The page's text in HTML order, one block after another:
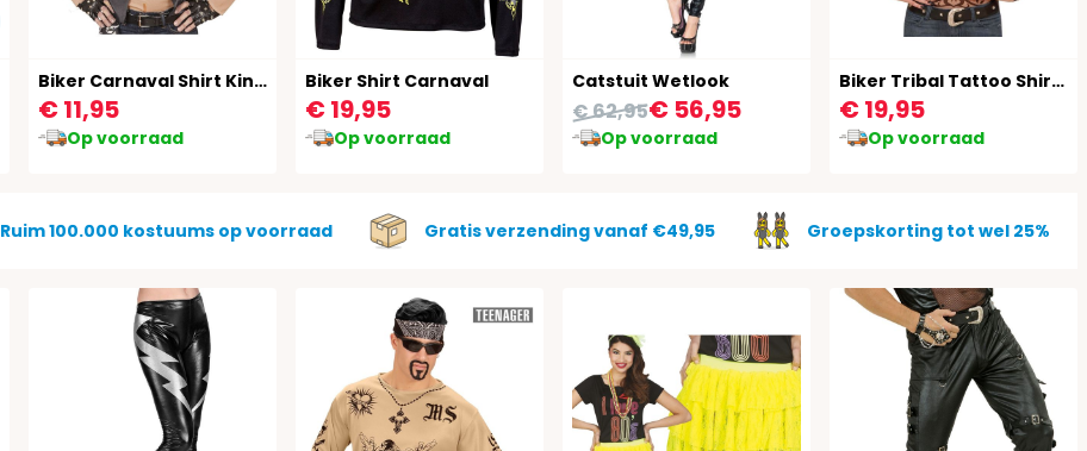
Biker Carnaval Shirt Kind 164
€ 11,95
Op voorraad
Biker Shirt Carnaval
€ 19,95
Op voorraad
Catstuit Wetlook
€ 56,95
€ 62,95
Op voorraad
Biker Tribal Tattoo Shirt Dames
€ 19,95
Op voorraad
Ruim 100.000 kostuums op voorraad Gratis verzending vanaf €49,95 Groepskorting tot wel 25%